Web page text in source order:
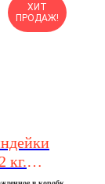
ХИТ
ПРОДАЖ!
кг.